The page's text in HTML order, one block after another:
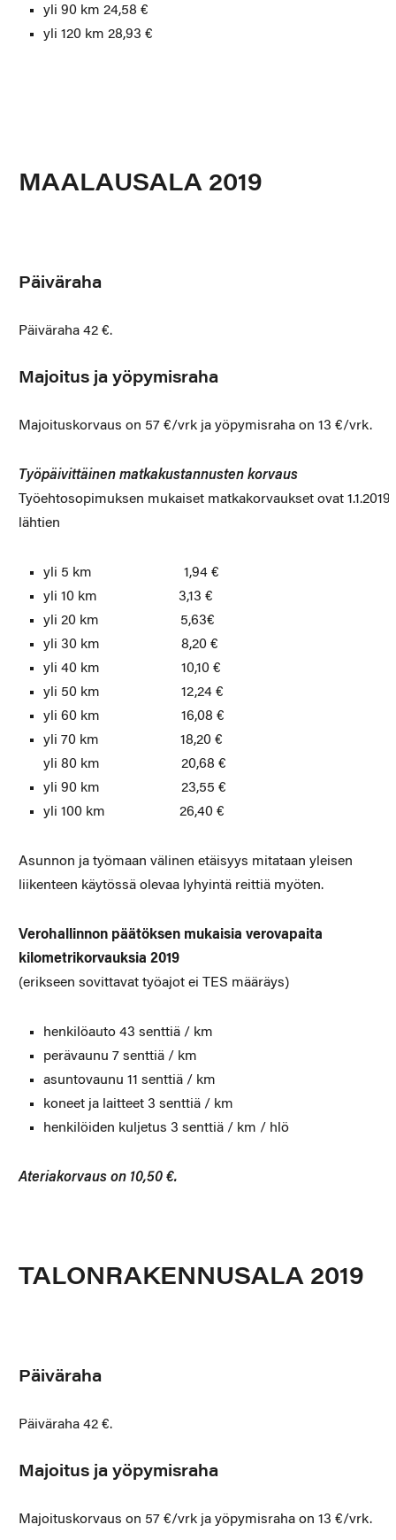
yli 90 km 24,58 €
yli 120 km 28,93 €
MAALAUSALA 2019
Päiväraha
Päiväraha 42 €.
Majoitus ja yöpymisraha
Majoituskorvaus on 57 €/vrk ja yöpymisraha on 13 €/vrk.
Työpäivittäinen matkakustannusten korvaus
Työehtosopimuksen mukaiset matkakorvaukset ovat 1.1.2019
lähtien
yli 5 km 1,94 €
yli 10 km 3,13 €
yli 20 km 5,63€
yli 30 km 8,20 €
yli 40 km 10,10 €
yli 50 km 12,24 €
yli 60 km 16,08 €
yli 70 km 18,20 €
yli 80 km 20,68 €
yli 90 km 23,55 €
yli 100 km 26,40 €
Asunnon ja työmaan välinen etäisyys mitataan yleisen
liikenteen käytössä olevaa lyhyintä reittiä myöten.
Verohallinnon päätöksen mukaisia verovapaita
kilometrikorvauksia 2019
(erikseen sovittavat työajot ei TES määräys)
henkilöauto 43 senttiä / km
perävaunu 7 senttiä / km
asuntovaunu 11 senttiä / km
koneet ja laitteet 3 senttiä / km
henkilöiden kuljetus 3 senttiä / km / hlö
Ateriakorvaus on 10,50 €.
TALONRAKENNUSALA 2019
Päiväraha
Päiväraha 42 €.
Majoitus ja yöpymisraha
Majoituskorvaus on 57 €/vrk ja yöpymisraha on 13 €/vrk.